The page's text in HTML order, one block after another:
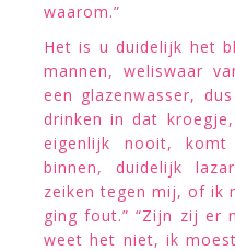
waarom.”
Het is u duidelijk het
mannen, weliswaar
een glazenwasser,
drinken in dat
eigenlijk nooit,
binnen, duidelijk
zeiken tegen mij, of ik
ging fout.” “Zijn zij er
weet het niet, ik